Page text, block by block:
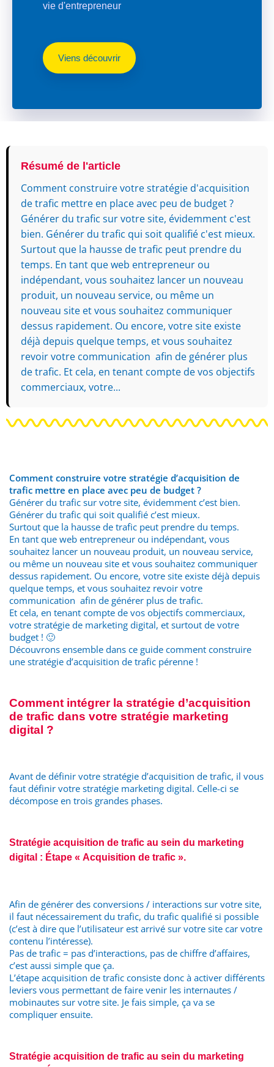
vie d'entrepreneur
Viens découvrir
Résumé de l'article
Comment construire votre stratégie d'acquisition
de trafic mettre en place avec peu de budget ?
Générer du trafic sur votre site, évidemment c'est
bien. Générer du trafic qui soit qualifié c'est mieux.
Surtout que la hausse de trafic peut prendre du
temps. En tant que web entrepreneur ou
indépendant, vous souhaitez lancer un nouveau
produit, un nouveau service, ou même un
nouveau site et vous souhaitez communiquer
dessus rapidement. Ou encore, votre site existe
déjà depuis quelque temps, et vous souhaitez
revoir votre communication afin de générer plus
de trafic. Et cela, en tenant compte de vos objectifs
commerciaux, votre...
Comment construire votre stratégie d’acquisition de
trafic mettre en place avec peu de budget ?
Générer du trafic sur votre site, évidemment c’est bien.
Générer du trafic qui soit qualifié c’est mieux.
Surtout que la hausse de trafic peut prendre du temps.
En tant que web entrepreneur ou indépendant, vous
souhaitez lancer un nouveau produit, un nouveau service,
ou même un nouveau site et vous souhaitez communiquer
dessus rapidement. Ou encore, votre site existe déjà depuis
quelque temps, et vous souhaitez revoir votre
communication afin de générer plus de trafic.
Et cela, en tenant compte de vos objectifs commerciaux,
votre stratégie de marketing digital, et surtout de votre
budget ! 🙂
Découvrons ensemble dans ce guide comment construire
une stratégie d’acquisition de trafic pérenne !
Comment intégrer la stratégie d’acquisition
de trafic dans votre stratégie marketing
digital ?
Avant de définir votre stratégie d’acquisition de trafic, il vous
faut définir votre stratégie marketing digital. Celle-ci se
décompose en trois grandes phases.
Stratégie acquisition de trafic au sein du marketing
digital : Étape « Acquisition de trafic ».
Afin de générer des conversions / interactions sur votre site,
il faut nécessairement du trafic, du trafic qualifié si possible
(c’est à dire que l’utilisateur est arrivé sur votre site car votre
contenu l’intéresse).
Pas de trafic = pas d’interactions, pas de chiffre d’affaires,
c’est aussi simple que ça.
L’étape acquisition de trafic consiste donc à activer différents
leviers vous permettant de faire venir les internautes /
mobinautes sur votre site. Je fais simple, ça va se
compliquer ensuite.
Stratégie acquisition de trafic au sein du marketing